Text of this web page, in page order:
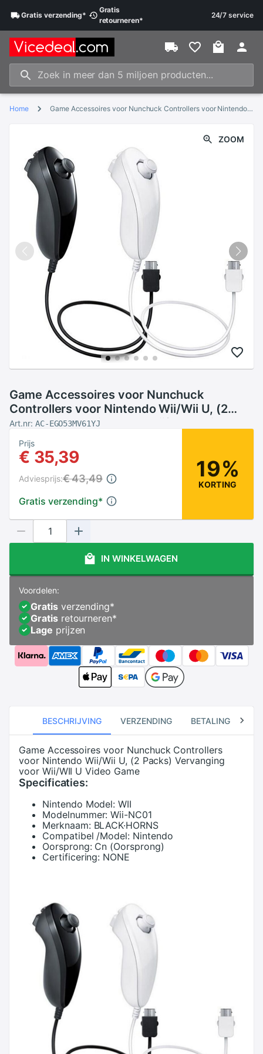
Gratisverzending*
Gratis
retourneren*
24/7 service
Home Game Accessoires voor Nunchuck Controllers voor Nintendo Wii/Wii U, (2 Packs) Vervanging voor Wii/WII U Video Game
ZOOM
Game Accessoires voor Nunchuck
Controllers voor Nintendo Wii/Wii U, (2
Packs) Vervanging voor Wii/WII U Video
Game
Art.nr: AC-EGO53MV61YJ
Prijs
€ 35,39
Gratis verzending*
Adviesprijs:€ 43,49 19%
KORTING
IN WINKELWAGEN
Voordelen:
Gratisverzending*
Gratisretourneren*
Lage prijzen
BESCHRIJVING VERZENDING BETALING
Game Accessoires voor Nunchuck Controllers
voor Nintendo Wii/Wii U, (2 Packs) Vervanging
voor Wii/WII U Video Game
Specificaties:
Nintendo Model: WII
Modelnummer: Wii-NC01
Merknaam: BLACK·HORNS
Compatibel /Model: Nintendo
Oorsprong: Cn (Oorsprong)
Certificering: NONE